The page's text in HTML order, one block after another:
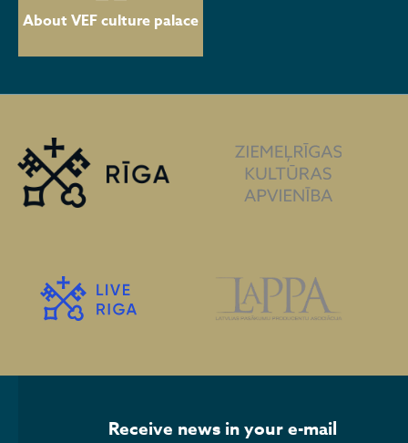
About VEF culture palace
Receive news in your e-mail